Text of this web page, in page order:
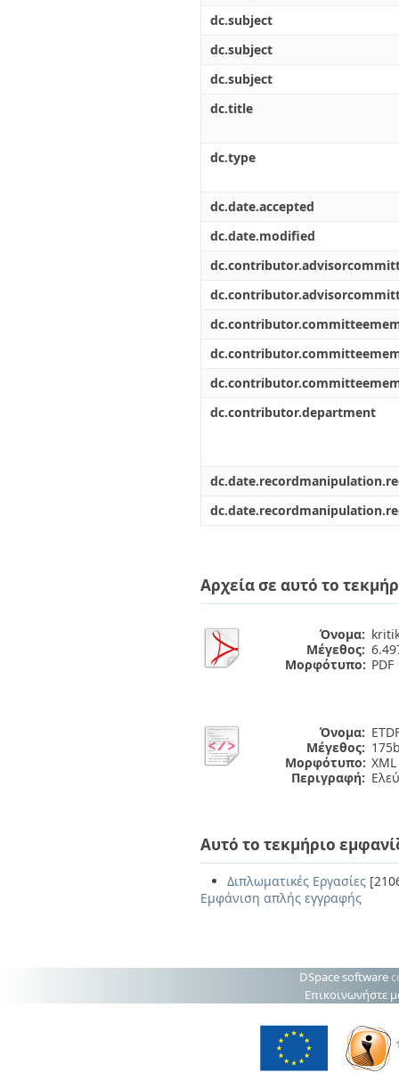
dc.subject
dc.subject
dc.subject
dc.title
dc.type
dc.date.accepted
dc.date.modified
dc.contributor.department
Αρχεία σε αυτό το
Όνομα:
Μέγεθος:
Μορφότυπο: PDF
Όνομα:
Μέγεθος:
Μορφότυπο: XML
Περιγραφή:
Αυτό το τεκμήριο
Διπλωματικές Εργασίες
Εμφάνιση απλής εγγραφής
DSpace software
Επικοινωνήστε